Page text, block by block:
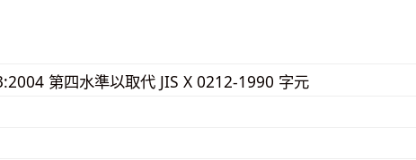
第四水準以取代 JIS X 0212-1990 字元